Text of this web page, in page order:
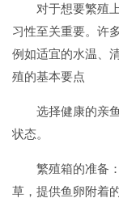
对于想要繁殖
习性至关重要。许
例如适宜的水温、
殖的基本要点
选择健康的亲
状态。
繁殖箱的准备
草，提供鱼卵附着的